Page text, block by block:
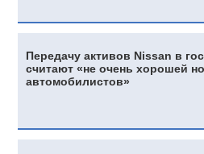
Передачу активов Nissan в
считают «не очень хорошей
автомобилистов»